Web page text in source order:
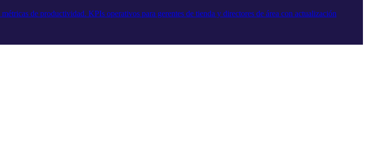
de productividad. KPIs operativos para gerentes de tienda y directores de área con actualización